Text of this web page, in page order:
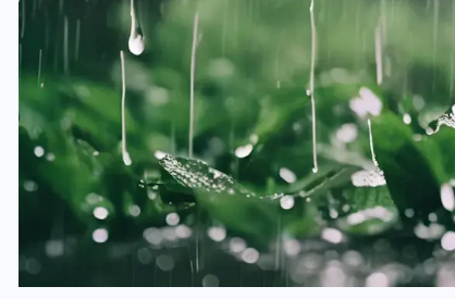
यूपी लेखपाल भर्ती: ओबीसी को
मिली बड़ी राहत, 2158 पदों पर
बंपर वैकेंसी, जनरल कोटे में भारी
कटौती
29 दिसम्बर 2025